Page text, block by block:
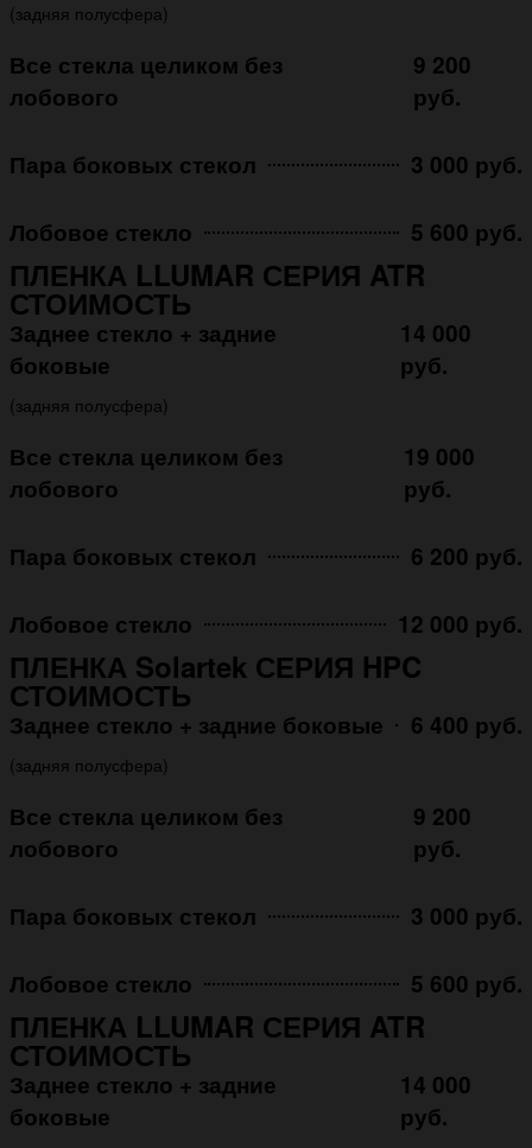
(задняя полусфера)
Все стекла целиком без
лобового
9 200
руб.
Пара боковых стекол 3 000 руб.
Лобовое стекло 5 600 руб.
ПЛЕНКА LLUMAR СЕРИЯ ATR
СТОИМОСТЬ
Заднее стекло + задние
боковые
14 000
руб.
(задняя полусфера)
Все стекла целиком без
лобового
19 000
руб.
Пара боковых стекол 6 200 руб.
Лобовое стекло 12 000 руб.
ПЛЕНКА Solartek СЕРИЯ HPC
СТОИМОСТЬ
Заднее стекло + задние боковые 6 400 руб.
(задняя полусфера)
Все стекла целиком без
лобового
9 200
руб.
Пара боковых стекол 3 000 руб.
Лобовое стекло 5 600 руб.
ПЛЕНКА LLUMAR СЕРИЯ ATR
СТОИМОСТЬ
Заднее стекло + задние
боковые
14 000
руб.